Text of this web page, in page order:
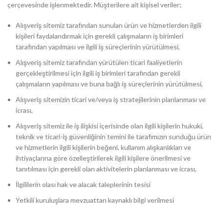
çerçevesinde işlenmektedir. Müşterilere ait kişisel veriler;
Alışveriş sitemiz tarafından sunulan ürün ve hizmetlerden ilgili
kişileri faydalandırmak için gerekli çalışmaların iş birimleri
tarafından yapılması ve ilgili iş süreçlerinin yürütülmesi,
Alışveriş sitemiz tarafından yürütülen ticari faaliyetlerin
gerçekleştirilmesi için ilgili iş birimleri tarafından gerekli
çalışmaların yapılması ve buna bağlı iş süreçlerinin yürütülmesi,
Alışveriş sitemizin ticari ve/veya iş stratejilerinin planlanması ve
icrası,
Alışveriş sitemiz ile iş ilişkisi içerisinde olan ilgili kişilerin hukuki,
teknik ve ticari-iş güvenliğinin temini ile tarafımızın sunduğu ürün
ve hizmetlerin ilgili kişilerin beğeni, kullanım alışkanlıkları ve
ihtiyaçlarına göre özelleştirilerek ilgili kişilere önerilmesi ve
tanıtılması için gerekli olan aktivitelerin planlanması ve icrası,
İlgililerin olası hak ve alacak taleplerinin tesisi
Yetkili kuruluşlara mevzuattan kaynaklı bilgi verilmesi